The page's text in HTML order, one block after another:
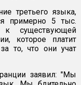
третьего языка,
примерно 5 тыс.
к существующей
которое платит
то, что они учат
заявил: "Мы